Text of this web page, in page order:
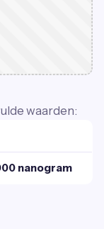
waarden:
nanogram